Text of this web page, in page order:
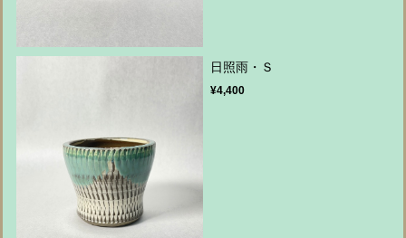
日照雨・Ｓ
¥4,400